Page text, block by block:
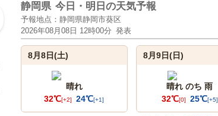
静岡県 今日・明日の天気予報
予報地点：静岡県静岡市葵区
2026年08月08日 12時00分 発表
8月8日(土)
晴れ
32℃[+2] 24℃[+1]
8月9日(日)
晴れ のち 雨
32℃[0] 25℃[+5]